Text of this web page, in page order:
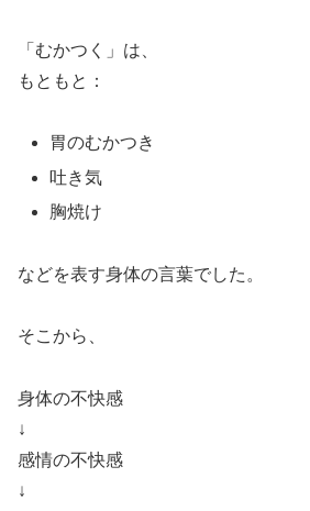
「むかつく」は、
もともと：
胃のむかつき
吐き気
胸焼け
などを表す身体の言葉でした。
そこから、
身体の不快感
↓
感情の不快感
↓